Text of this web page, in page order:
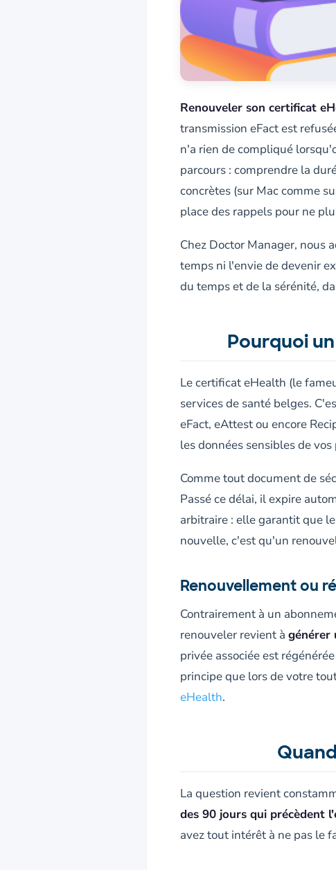
Renouveler son certificat
transmission eFact est
n'a rien de compliqué
parcours : comprendre la
concrètes (sur Mac comme
place des rappels pour ne
Chez Doctor Manager, nous
temps ni l'envie de devenir
du temps et de la sérénité,
Pourquoi
Le certificat eHealth (le
services de santé belges.
eFact, eAttest ou encore
les données sensibles de
Comme tout document de
Passé ce délai, il expire
arbitraire : elle garantit que
nouvelle, c'est qu'un
Renouvellement ou
Contrairement à un
renouveler revient à générer
privée associée est
principe que lors de votre
eHealth.
La question revient
des 90 jours qui précèdent
avez tout intérêt à ne pas le